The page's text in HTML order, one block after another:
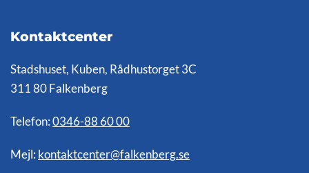
Kontaktcenter
Stadshuset, Kuben, Rådhustorget 3C
311 80 Falkenberg
Telefon: 0346-88 60 00
Mejl: kontaktcenter@falkenberg.se